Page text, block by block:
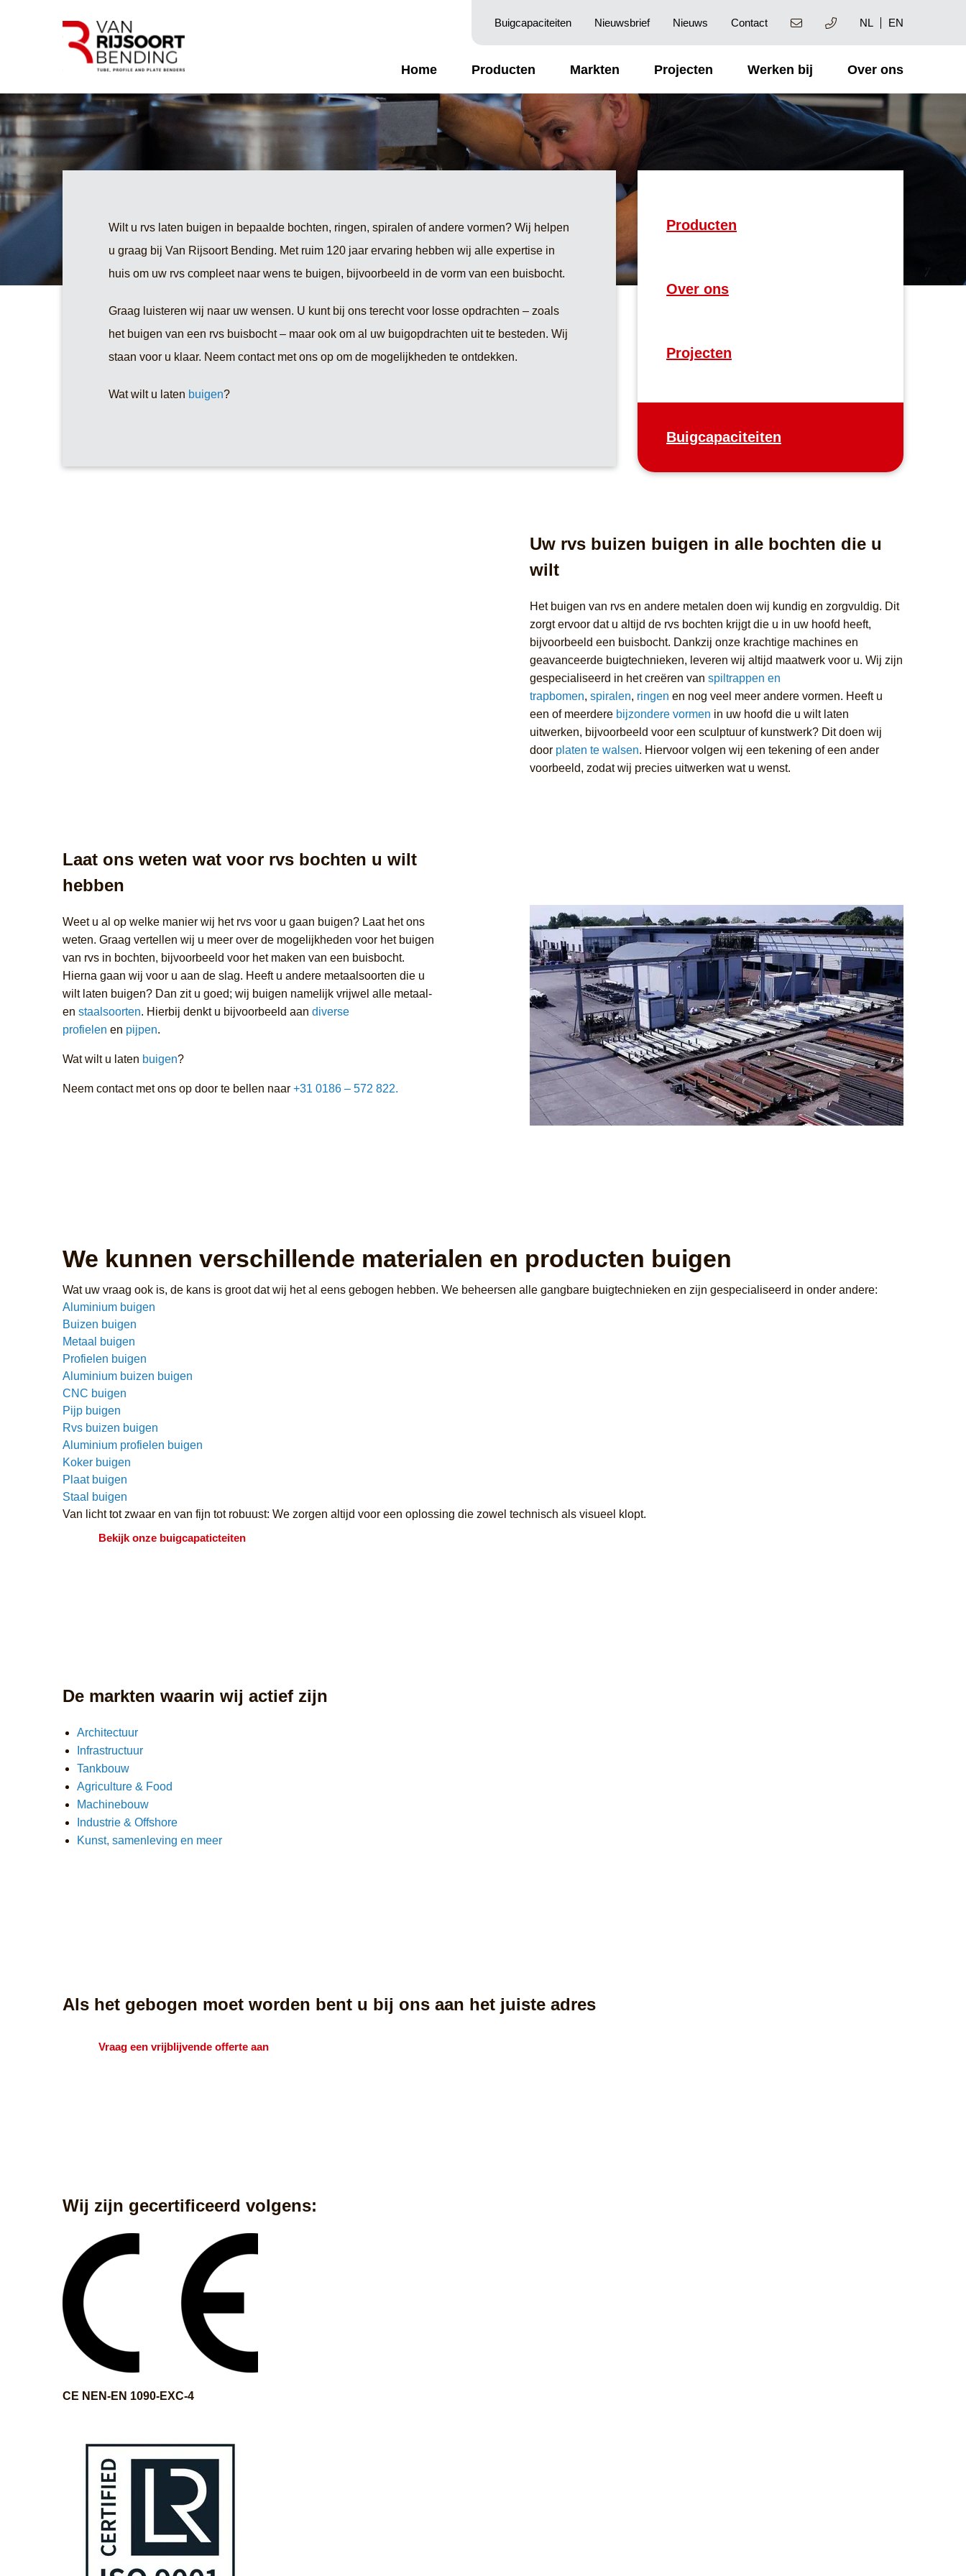
Buigcapaciteiten Nieuwsbrief Nieuws Contact NL EN
Home Producten Markten Projecten Werken bij Over ons
Wilt u rvs laten buigen in bepaalde bochten, ringen, spiralen of andere vormen? Wij helpen
u graag bij Van Rijsoort Bending. Met ruim 120 jaar ervaring hebben wij alle expertise in
huis om uw rvs compleet naar wens te buigen, bijvoorbeeld in de vorm van een buisbocht.
Graag luisteren wij naar uw wensen. U kunt bij ons terecht voor losse opdrachten – zoals
het buigen van een rvs buisbocht – maar ook om al uw buigopdrachten uit te besteden. Wij
staan voor u klaar. Neem contact met ons op om de mogelijkheden te ontdekken.
Wat wilt u laten buigen?
Producten
Over ons
Projecten
Buigcapaciteiten
Uw rvs buizen buigen in alle bochten die u
wilt
Het buigen van rvs en andere metalen doen wij kundig en zorgvuldig. Dit
zorgt ervoor dat u altijd de rvs bochten krijgt die u in uw hoofd heeft,
bijvoorbeeld een buisbocht. Dankzij onze krachtige machines en
geavanceerde buigtechnieken, leveren wij altijd maatwerk voor u. Wij zijn
gespecialiseerd in het creëren van spiltrappen en
trapbomen, spiralen, ringen en nog veel meer andere vormen. Heeft u
een of meerdere bijzondere vormen in uw hoofd die u wilt laten
uitwerken, bijvoorbeeld voor een sculptuur of kunstwerk? Dit doen wij
door platen te walsen. Hiervoor volgen wij een tekening of een ander
voorbeeld, zodat wij precies uitwerken wat u wenst.
Laat ons weten wat voor rvs bochten u wilt
hebben
Weet u al op welke manier wij het rvs voor u gaan buigen? Laat het ons
weten. Graag vertellen wij u meer over de mogelijkheden voor het buigen
van rvs in bochten, bijvoorbeeld voor het maken van een buisbocht.
Hierna gaan wij voor u aan de slag. Heeft u andere metaalsoorten die u
wilt laten buigen? Dan zit u goed; wij buigen namelijk vrijwel alle metaal-
en staalsoorten. Hierbij denkt u bijvoorbeeld aan diverse
profielen en pijpen.
Wat wilt u laten buigen?
Neem contact met ons op door te bellen naar +31 0186 – 572 822.
We kunnen verschillende materialen en producten buigen
Wat uw vraag ook is, de kans is groot dat wij het al eens gebogen hebben. We beheersen alle gangbare buigtechnieken en zijn gespecialiseerd in onder andere:
Aluminium buigen
Buizen buigen
Metaal buigen
Profielen buigen
Aluminium buizen buigen
CNC buigen
Pijp buigen
Rvs buizen buigen
Aluminium profielen buigen
Koker buigen
Plaat buigen
Staal buigen
Van licht tot zwaar en van fijn tot robuust: We zorgen altijd voor een oplossing die zowel technisch als visueel klopt.
Bekijk onze buigcapaticteiten
De markten waarin wij actief zijn
Architectuur
Infrastructuur
Tankbouw
Agriculture & Food
Machinebouw
Industrie & Offshore
Kunst, samenleving en meer
Als het gebogen moet worden bent u bij ons aan het juiste adres
Vraag een vrijblijvende offerte aan
Wij zijn gecertificeerd volgens:
CE NEN-EN 1090-EXC-4